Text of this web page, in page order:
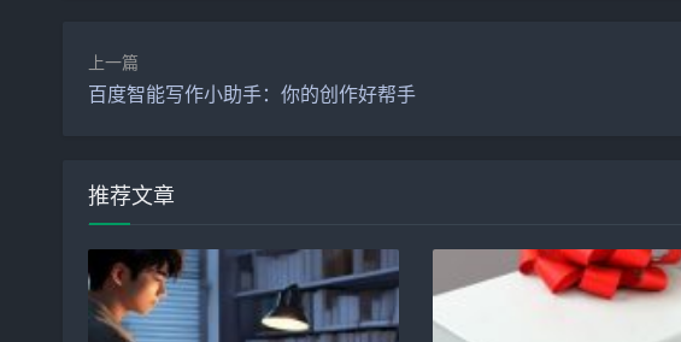
3. 教育辅导：为学生提供作文辅导，提高写作水平。
4. 个人创作：帮助创作者完成作品构思和初步创作，提高创作效率。
四、如何使用百度AI智能写作助手
1. 访问百度AI智能写作助手官网，注册账号并登录。
2. 在首页输入关键词和基本要求，如文章类型、字数、风格等。
上一篇
百度智能写作小助手：你的创作好帮手
推荐文章